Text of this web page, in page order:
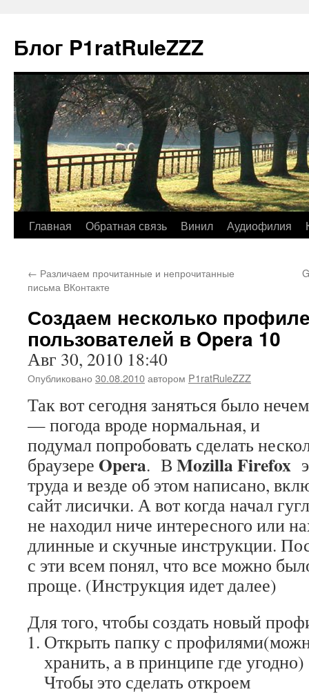
Блог P1ratRuleZZZ
Главная Обратная связь Винил Аудиофилия
← Различаем прочитанные и непрочитанные
письма ВКонтакте
Создаем несколько
пользователей в Opera 10
Авг 30, 2010 18:40
Опубликовано 30.08.2010автором P1ratRuleZZZ
Так вот сегодня заняться было
— погода вроде нормальная, и
подумал попробовать сделать
браузере Opera. В Mozilla Firefox
труда и везде об этом написано,
сайт лисички. А вот когда начал
не находил ниче интересного или
длинные и скучные инструкции.
с эти всем понял, что все можно
проще. (Инструкция идет далее)
Для того, чтобы создать новый
Открыть папку с
хранить, а в принципе где угодно)
Чтобы это сделать откроем